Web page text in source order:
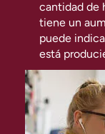
cantidad de
tiene un
puede
está